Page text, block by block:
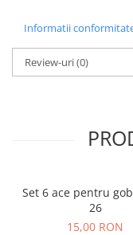
Informatii
Review-uri(0)
Set 6 ace pentru
26
15,00 RON